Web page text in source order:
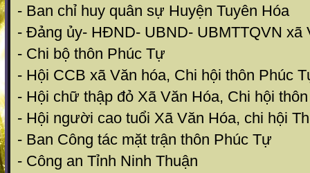
- Ban chỉ huy quân sự Huyện Tuyên Hóa
- Đảng ủy- HĐND- UBND- UBMTTQVN xã
- Chi bộ thôn Phúc Tự
- Hội CCB xã Văn hóa, Chi hội thôn Phúc
- Hội chữ thập đỏ Xã Văn Hóa, Chi hội
- Hội người cao tuổi Xã Văn Hóa, chi hội
- Ban Công tác mặt trận thôn Phúc Tự
- Công an Tỉnh Ninh Thuận